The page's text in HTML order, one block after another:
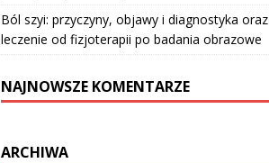
Ból szyi: przyczyny, objawy i diagnostyka oraz
leczenie od fizjoterapii po badania obrazowe
NAJNOWSZE KOMENTARZE
ARCHIWA